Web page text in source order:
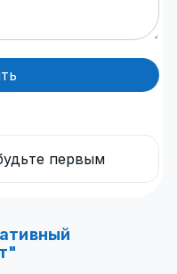
первым